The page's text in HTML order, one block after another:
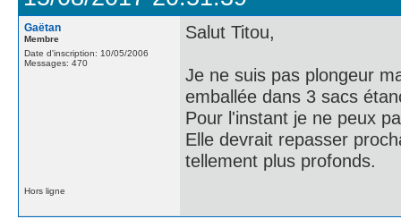
Gaëtan
Membre
Date d'inscription: 10/05/2006
Messages: 470
Salut Titou,
Je ne suis pas plongeur
emballée dans 3 sacs
Pour l'instant je ne peux
Elle devrait repasser
tellement plus profonds.
Hors ligne